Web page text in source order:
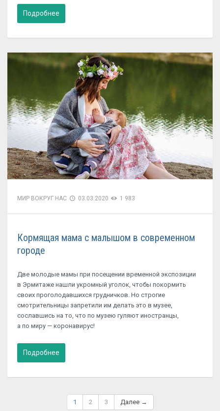
Подробнее
МИР ВОКРУГ НАС 03.03.2020 1 983
Кормящая мама с малышом в современном
городе
Две молодые мамы при посещении временной экспозиции
в Эрмитаже нашли укромный уголок, чтобы покормить
своих проголодавшихся грудничков. Но строгие
смотрительницы запретили им делать это в музее,
сославшись на то, что по музею гуляют иностранцы,
а по миру — коронавирус!
Подробнее
1 2 3 Далее →